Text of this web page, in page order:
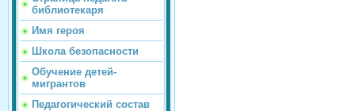
библиотекаря
Имя героя
Школа безопасности
Обучение детей-
мигрантов
Педагогический состав